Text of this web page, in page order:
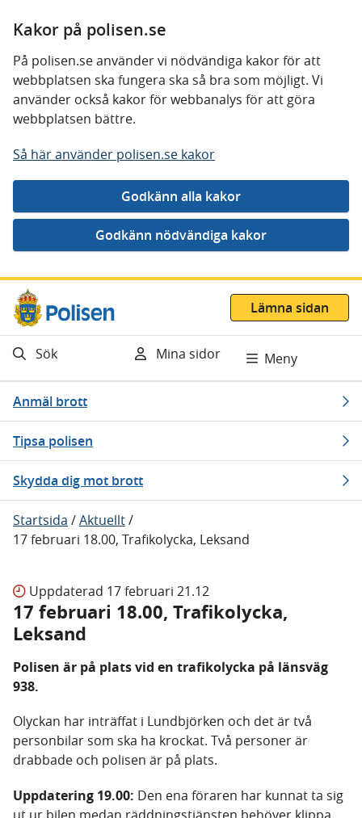
Kakor på polisen.se
På polisen.se använder vi nödvändiga kakor för att
webbplatsen ska fungera ska så bra som möjligt. Vi
använder också kakor för webbanalys för att göra
webbplatsen bättre.
Så här använder polisen.se kakor
Gå direkt till innehåll
Lämna sidan
Sök Mina sidor Meny
Anmäl brott
Tipsa polisen
Skydda dig mot brott
Startsida /Aktuellt/
17 februari 18.00, Trafikolycka, Leksand
Uppdaterad 17 februari 21.12
17 februari 18.00, Trafikolycka,
Leksand
Polisen är på plats vid en trafikolycka på länsväg
938.
Olyckan har inträffat i Lundbjörken och det är två
personbilar som ska ha krockat. Två personer är
drabbade och polisen är på plats.
Uppdatering 19.00: Den ena föraren har kunnat ta sig